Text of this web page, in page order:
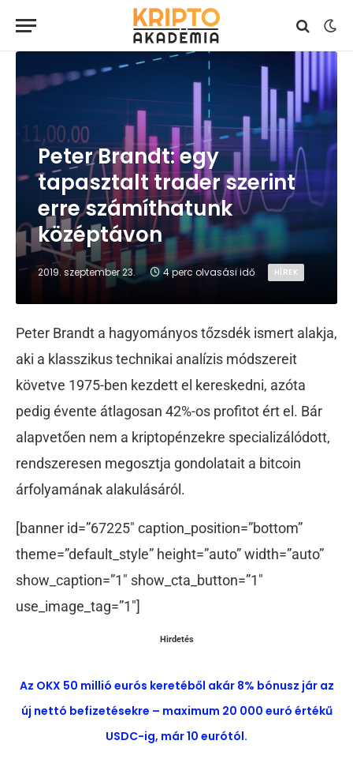
Peter Brandt: egy
tapasztalt trader szerint
erre számíthatunk
középtávon
2019. szeptember 23. 4 perc olvasási idő HÍREK
Peter Brandt a hagyományos tőzsdék ismert alakja,
aki a klasszikus technikai analízis módszereit
követve 1975-ben kezdett el kereskedni, azóta
pedig évente átlagosan 42%-os profitot ért el. Bár
alapvetően nem a kriptopénzekre specializálódott,
rendszeresen megosztja gondolatait a bitcoin
árfolyamának alakulásáról.
[banner id=”67225″ caption_position=”bottom”
theme=”default_style” height=”auto” width=”auto”
show_caption=”1″ show_cta_button=”1″
use_image_tag=”1″]
Hirdetés
Az OKX 50 millió eurós keretéből akár 8% bónusz jár az
új nettó befizetésekre – maximum 20 000 euró értékű
USDC-ig, már 10 eurótól.